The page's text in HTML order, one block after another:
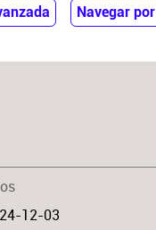
Navegar por
12-03